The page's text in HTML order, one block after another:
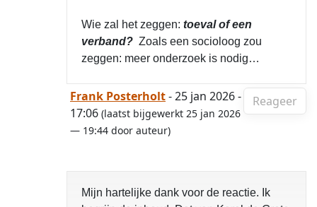
Wie zal het zeggen: toeval of een
verband? Zoals een socioloog zou
zeggen: meer onderzoek is nodig…
Reageer
Frank Posterholt- 25 jan 2026 -
17:06 (laatst bijgewerkt 25 jan 2026
— 19:44 door auteur)
Mijn hartelijke dank voor de reactie. Ik